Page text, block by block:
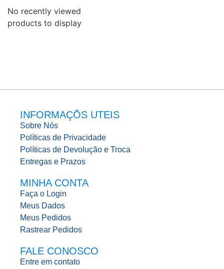
No recently viewed
products to display
INFORMAÇÕS UTEIS
Sobre Nós
Políticas de Privacidade
Políticas de Devolução e Troca
Entregas e Prazos
MINHA CONTA
Faça o Login
Meus Dados
Meus Pedidos
Rastrear Pedidos
FALE CONOSCO
Entre em contato